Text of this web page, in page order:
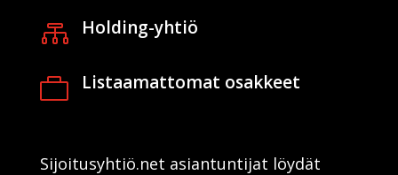
 Holding-yhtiö
 Listaamattomat osakkeet
Sijoitusyhtiö.net asiantuntijat löydät